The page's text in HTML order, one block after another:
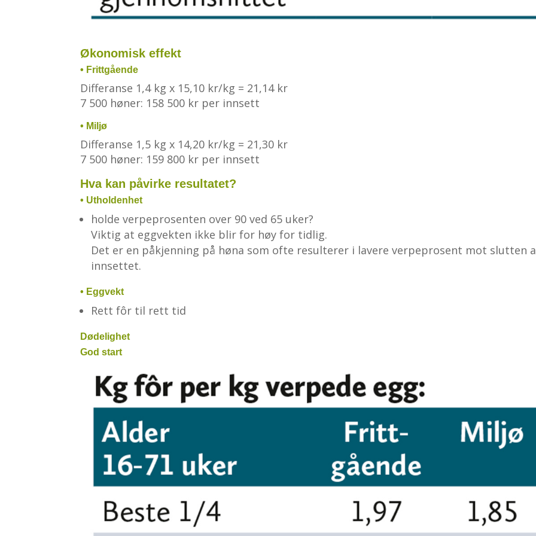
Økonomisk effekt
• Frittgående
Differanse 1,4 kg x 15,10 kr/kg = 21,14 kr
7 500 høner: 158 500 kr per innsett
• Miljø
Differanse 1,5 kg x 14,20 kr/kg = 21,30 kr
7 500 høner: 159 800 kr per innsett
Hva kan påvirke resultatet?
• Utholdenhet
holde verpeprosenten over 90 ved 65 uker?
Viktig at eggvekten ikke blir for høy for tidlig.
Det er en påkjenning på høna som ofte resulterer i lavere verpeprosent mot slutten
innsettet.
• Eggvekt
Rett fôr til rett tid
Dødelighet
God start